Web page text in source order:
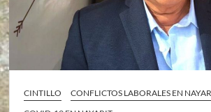
CINTILLO
CONFLICTOS LABORALES EN